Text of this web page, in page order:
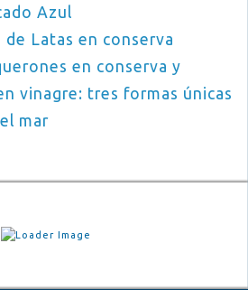
Azul
Latas en conserva
en conserva y
vinagre: tres formas únicas
mar